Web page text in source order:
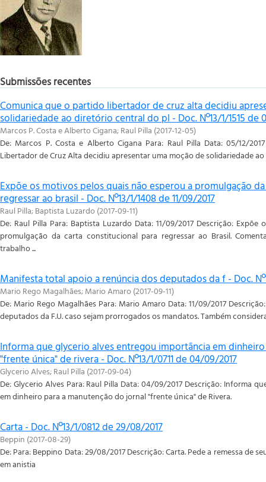
Submissões recentes
Comunica que o partido libertador de cruz alta decidiu
solidariedade ao diretório central do pl - Doc. Nº13/1/1515 de
Marcos P. Costa e Alberto Cigana;Raul Pilla (2017-12-05)
De: Marcos P. Costa e Alberto Cigana Para: Raul Pilla Data: 05/12/
Libertador de Cruz Alta decidiu apresentar uma moção de solidariedade
Expõe os motivos pelos quais não esperou a promulgação
regressar ao brasil - Doc. Nº13/1/1408 de 11/09/2017
Raul Pilla;Baptista Luzardo(2017-09-11)
De: Raul Pilla Para: Baptista Luzardo Data: 11/09/2017 Descrição:
promulgação da carta constitucional para regressar ao Brasil.
trabalho ...
Manifesta total apoio a renúncia dos deputados da f - Doc.
Mario Rego Magalhães;Mario Amaro(2017-09-11)
De: Mario Rego Magalhães Para: Mario Amaro Data: 11/09/2017
deputados da F.U. caso sejam prorrogados os mandatos. Também
Informa que glycerio alves entregou importãncia em
"frente única" de rivera - Doc. Nº13/1/0711 de 04/09/2017
Glycerio Alves;Raul Pilla (2017-09-04)
De: Glycerio Alves Para: Raul Pilla Data: 04/09/2017 Descrição: Informa
em dinheiro para a manutenção do jornal "frente única" de Rivera.
Carta - Doc. Nº13/1/0812 de 29/08/2017
Beppin (2017-08-29)
De: Para: Beppino Data: 29/08/2017 Descrição: Carta. Pede a remessa de
em anistia